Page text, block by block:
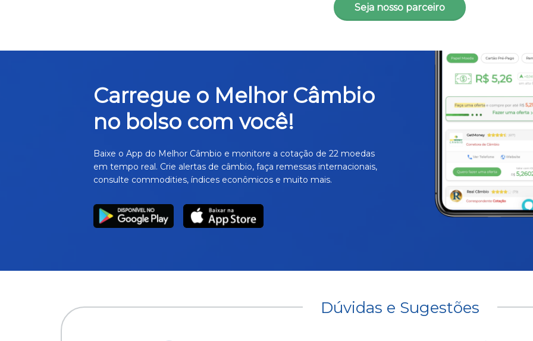
Seja nosso parceiro
Carregue o Melhor Câmbio
no bolso com você!
Baixe o App do Melhor Câmbio e monitore a cotação de 22 moedas
em tempo real. Crie alertas de câmbio, faça remessas internacionais,
consulte commodities, índices econômicos e muito mais.
Dúvidas e Sugestões